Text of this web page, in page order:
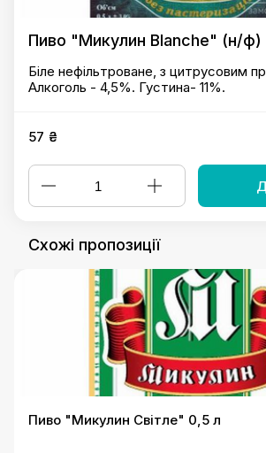
Пиво "Микулин Blanche" (н/ф)
Біле нефільтроване, з цитрусовим
Алкоголь - 4,5%. Густина- 11%.
57 ₴
Схожі пропозиції
Пиво "Микулин Світле" 0,5 л